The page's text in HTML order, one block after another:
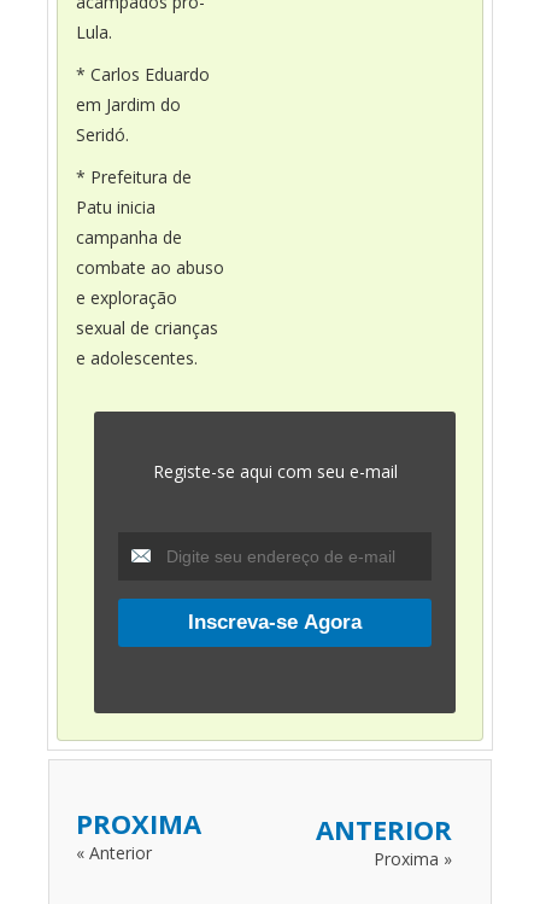
Lula.
* Carlos Eduardo
em Jardim do
Seridó.
* Prefeitura de
Patu inicia
campanha de
combate ao abuso
e exploração
sexual de crianças
e adolescentes.
Registe-se aqui com seu e-mail
PROXIMA
« Anterior
ANTERIOR
Proxima »